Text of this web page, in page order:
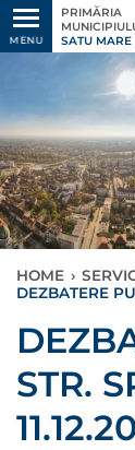
MENU
PRIMĂRIA
SATU MARE
HOME ›
DEZBATERE
STR.